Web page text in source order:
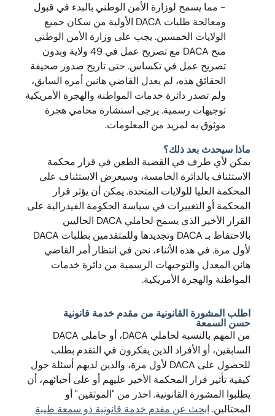
- مما يسمح لوزارة الأمن الوطني بالبدء في قبول
ومعالجة طلبات DACA الأولية من سكان جميع
الولايات الخمسين. يجب على وزارة الأمن الوطني
منح DACA مع تصريح عمل في 49 ولاية وبدون
تصريح عمل في تكساس. حتى تاريخ صدور صحيفة
الحقائق هذه، لم يعدل القاضي هانين أمره السابق،
ولم تصدر دائرة خدمات المواطنة والهجرة الأمريكية
توجيهات رسمية. يرجى استشارة محامي هجرة
موثوق به لمزيد من المعلومات.
ماذا سيحدث بعد ذلك؟
يمكن لأي طرف في القضية الطعن في قرار محكمة
الاستئناف بالدائرة الخامسة، وسيعرض الاستئناف على
المحكمة العليا للولايات المتحدة. يمكن أن يؤثر قرار
المحكمة أو التغييرات في سياسة الحكومة الفيدرالية على
القرار الأخير الذي يسمح لحاملي DACA الحاليين
بالاحتفاظ بـ DACA وتجديدها وللمتقدمين بطلبات DACA
لأول مرة. في هذه الأثناء، نحن في انتظار أمر القاضي
هانن المعدل والتوجيهات الرسمية من دائرة خدمات
المواطنة والهجرة الأمريكية.
اطلب المشورة القانونية من مقدم خدمة قانونية
حسن السمعة
من المهم بالنسبة لحاملي DACA، أو حاملي DACA
السابقين، أو الأفراد الذين يفكرون في التقدم بطلب
للحصول على DACA لأول مرة، والذين لديهم أسئلة حول
كيفية تأثير قرار المحكمة الأخير عليهم أو على أحبائهم، أن
يطلبوا المشورة القانونية. احذر من "الموثقين" أو
المحتالين. ابحث عن مقدم خدمة قانونية ذو سمعة طيبة